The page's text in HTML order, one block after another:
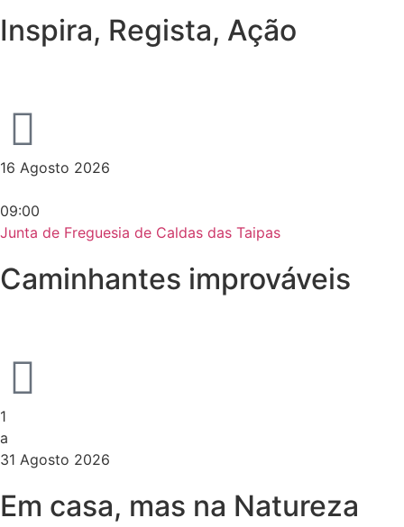
Inspira, Regista, Ação
16 Agosto 2026
09:00
Junta de Freguesia de Caldas das Taipas
Caminhantes improváveis
1
a
31 Agosto 2026
Em casa, mas na Natureza